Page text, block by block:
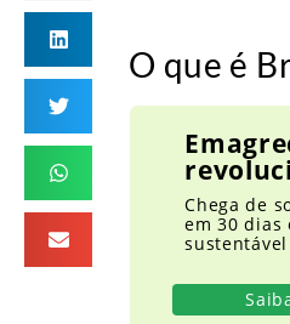
O que é
Chega de
em 30 dias